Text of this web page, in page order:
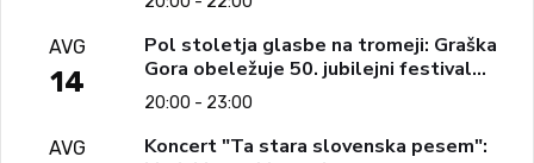
AVG
14
Pol stoletja glasbe na tromeji: Graška
Gora obeležuje 50. jubilejni festival
narodno-zabavne glasbe
20:00 - 23:00
AVG
Koncert "Ta stara slovenska pesem":